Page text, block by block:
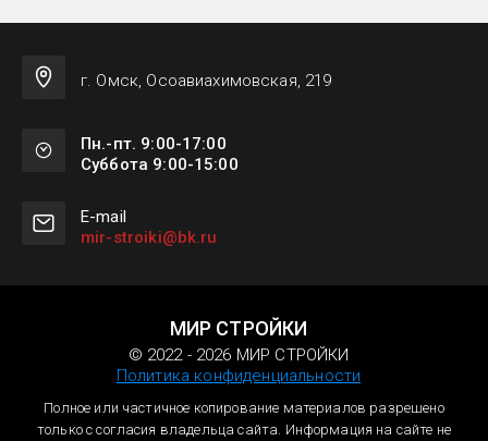
г. Омск, Осоавиахимовская, 219
Пн.-пт. 9:00-17:00
Суббота 9:00-15:00
Е-mail
mir-stroiki@bk.ru
МИР СТРОЙКИ
© 2022 - 2026 МИР СТРОЙКИ
Политика конфиденциальности
Полное или частичное копирование материалов разрешено
только с согласия владельца сайта. Информация на сайте не